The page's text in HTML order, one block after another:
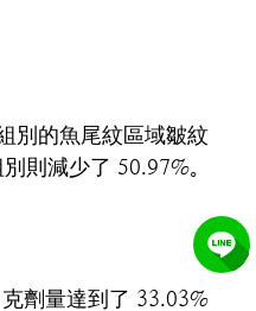
別的魚尾紋區域皺紋
別則減少了 50.97%。
克劑量達到了 33.03%